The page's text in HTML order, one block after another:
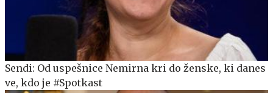
Sendi: Od uspešnice Nemirna kri do ženske, ki danes
ve, kdo je #Spotkast